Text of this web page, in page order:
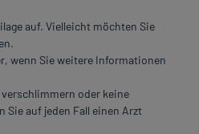
auf. Vielleicht möchten Sie
wenn Sie weitere Informationen
oder keine
auf jeden Fall einen Arzt